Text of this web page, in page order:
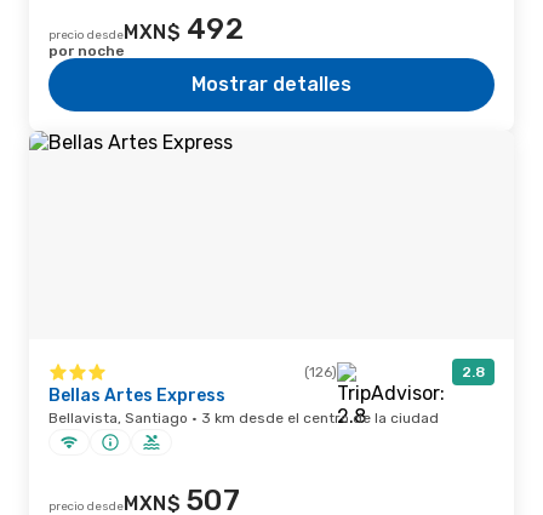
precio desdeMXN$ 492
por noche
Mostrar detalles
(126) 2.8
Bellas Artes Express
Bellavista, Santiago · 3 km desde el centro de la ciudad
precio desdeMXN$ 507